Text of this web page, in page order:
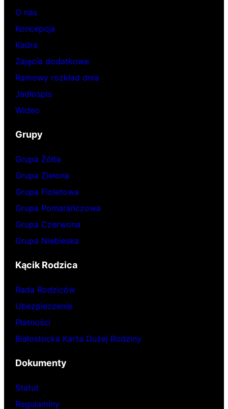
O nas
Koncepcja
Kadra
Zajęcia dodatkowe
Ramowy rozkład dnia
Jadłospis
Wideo
Grupy
Grupa Żółta
Grupa Zielona
Grupa Fioletowa
Grupa Pomarańczowa
Grupa Czerwona
Grupa Niebieska
Kącik Rodzica
Rada Rodziców
Ubezpieczenie
Płatności
Białostocka Karta Dużej Rodziny
Dokumenty
Statut
Regulaminy